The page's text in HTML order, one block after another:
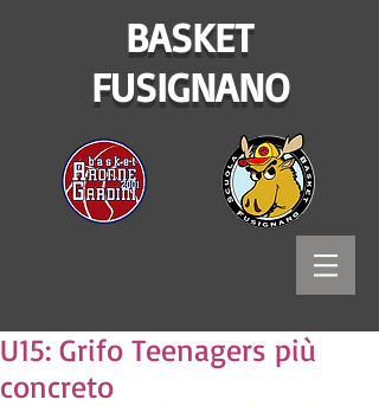
BASKET
FUSIGNANO
U15: Grifo Teenagers più
concreto